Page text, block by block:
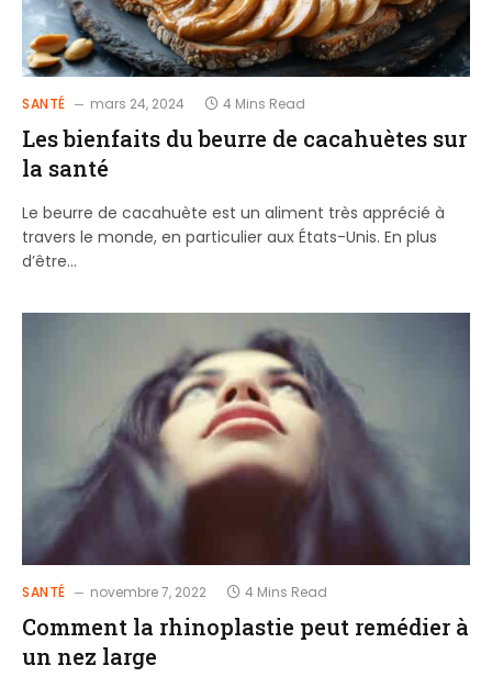
SANTÉ mars 24, 2024 4 Mins Read
Les bienfaits du beurre de cacahuètes sur
la santé
Le beurre de cacahuète est un aliment très apprécié à
travers le monde, en particulier aux États-Unis. En plus
d’être…
SANTÉ novembre 7, 2022 4 Mins Read
Comment la rhinoplastie peut remédier à
un nez large